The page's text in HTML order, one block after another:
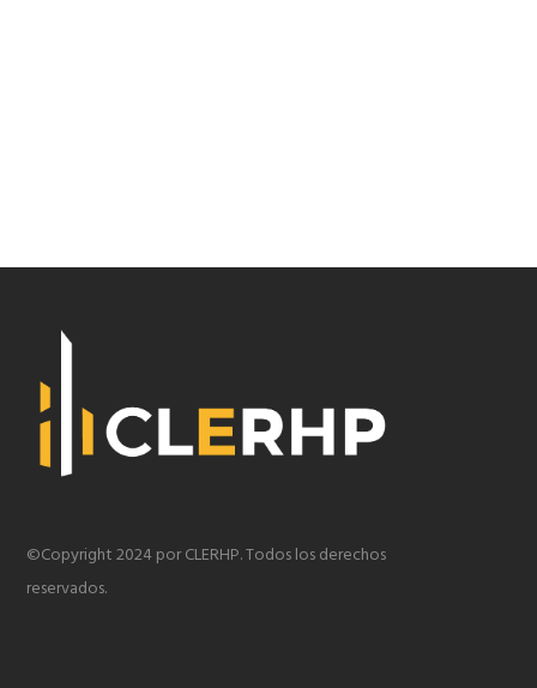
©Copyright 2024 por CLERHP. Todos los derechos
reservados.